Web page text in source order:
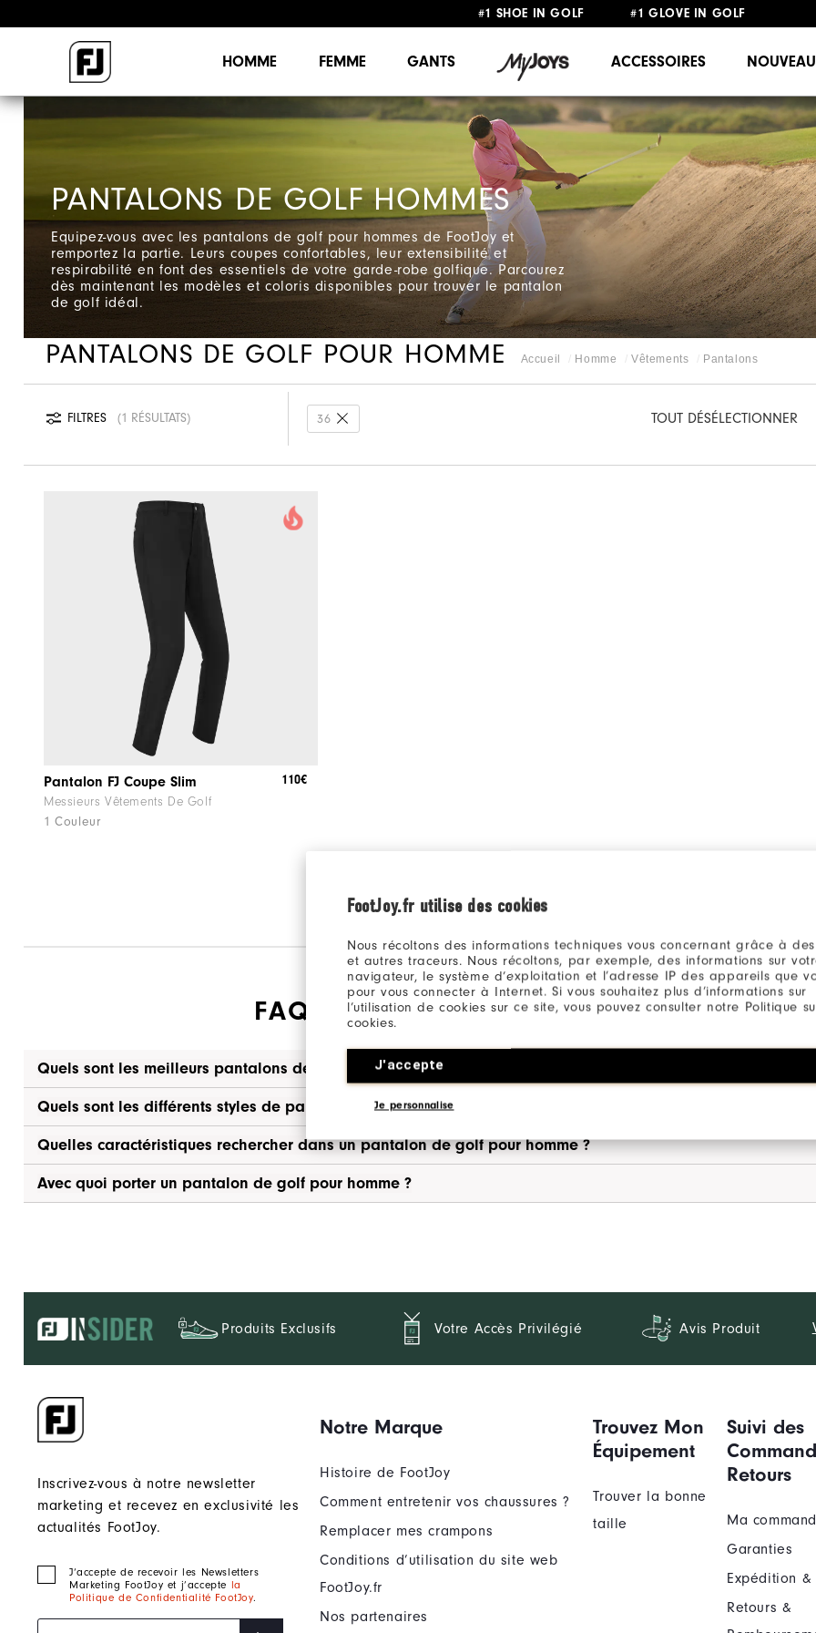
FootJoy.fr utilise des cookies
Nous récoltons des informations techniques vous concernant grâce à
et autres traceurs. Nous récoltons, par exemple, des informations sur
navigateur, le système d’exploitation et l’adresse IP des appareils que
pour vous connecter à Internet. Si vous souhaitez plus d’informations sur
l’utilisation de cookies sur ce site, vous pouvez consulter notre Politique
cookies.
J'accepte
Je personnalise
#1 SHOE IN GOLF #1 GLOVE IN GOLF
HOMME FEMME GANTS ACCESSOIRES
PANTALONS DE GOLF HOMMES
Equipez-vous avec les pantalons de golf pour hommes de FootJoy et
remportez la partie. Leurs coupes confortables, leur extensibilité et
respirabilité en font des essentiels de votre garde-robe golfique. Parcourez
dès maintenant les modèles et coloris disponibles pour trouver le pantalon
de golf idéal.
Accueil Homme Vêtements Pantalons
PANTALONS DE GOLF POUR HOMME
FILTRES 1 RÉSULTATS 36 TOUT DÉSÉLECTIONNER
Pantalon FJ Coupe Slim
Messieurs Vêtements De Golf
1 Couleur
110€
FAQ SUR LES PANTALONS DE GOLF
Quels sont les meilleurs pantalons de golf pour homme ?
Quels sont les différents styles de pantalons de golf pour homme ?
Quelles caractéristiques rechercher dans un pantalon de golf pour homme ?
Avec quoi porter un pantalon de golf pour homme ?
Produits Exclusifs Votre Accès Privilégié Avis Produit
Inscrivez-vous à notre newsletter
marketing et recevez en exclusivité les
actualités FootJoy.
J‘accepte de recevoir les Newsletters
Marketing FootJoy et j’accepte la
Politique de Confidentialité FootJoy.
Notre Marque
Histoire de FootJoy
Comment entretenir vos chaussures ?
Remplacer mes crampons
Conditions d’utilisation du site web
FootJoy.fr
Nos partenaires
Trouvez Mon
Équipement
Trouver la bonne
taille
Suivi des
Retours
Ma
Garanties
Expédition &
Retours &